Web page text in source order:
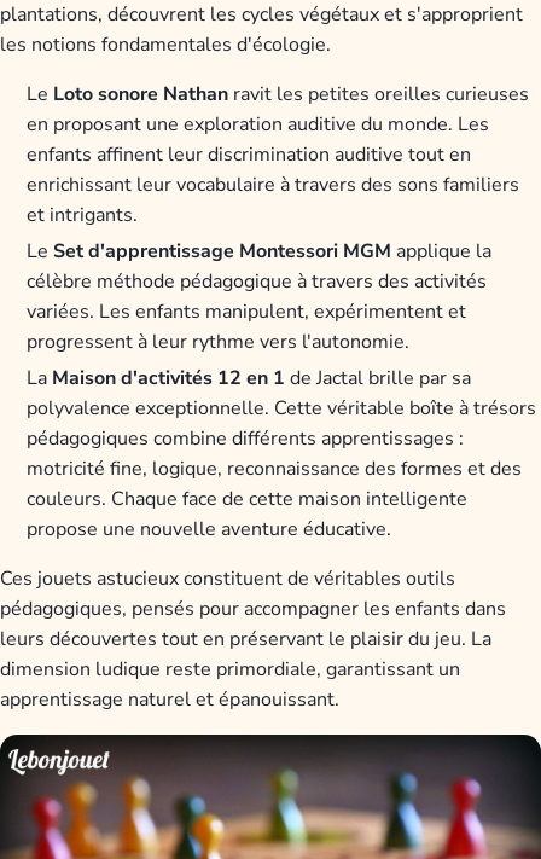
plantations, découvrent les cycles végétaux et s'approprient
les notions fondamentales d'écologie.
Le Loto sonore Nathan ravit les petites oreilles curieuses
en proposant une exploration auditive du monde. Les
enfants affinent leur discrimination auditive tout en
enrichissant leur vocabulaire à travers des sons familiers
et intrigants.
LeSet d'apprentissage Montessori MGM applique la
célèbre méthode pédagogique à travers des activités
variées. Les enfants manipulent, expérimentent et
progressent à leur rythme vers l'autonomie.
La Maison d'activités 12 en 1 de Jactal brille par sa
polyvalence exceptionnelle. Cette véritable boîte à trésors
pédagogiques combine différents apprentissages :
motricité fine, logique, reconnaissance des formes et des
couleurs. Chaque face de cette maison intelligente
propose une nouvelle aventure éducative.
Ces jouets astucieux constituent de véritables outils
pédagogiques, pensés pour accompagner les enfants dans
leurs découvertes tout en préservant le plaisir du jeu. La
dimension ludique reste primordiale, garantissant un
apprentissage naturel et épanouissant.